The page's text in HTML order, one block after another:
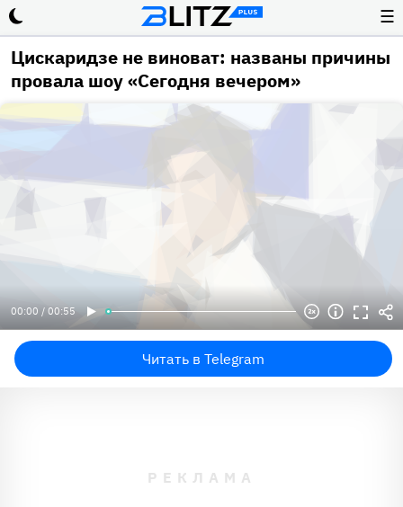
☰
Цискаридзе не виноват: названы причины
провала шоу «Сегодня вечером»
00:00 / 00:55
Читать в Telegram